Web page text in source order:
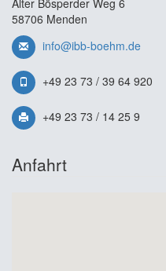
Alter Bösperder Weg 6
58706 Menden
info@ibb-boehm.de
+49 23 73 / 39 64 920
+49 23 73 / 14 25 9
Anfahrt